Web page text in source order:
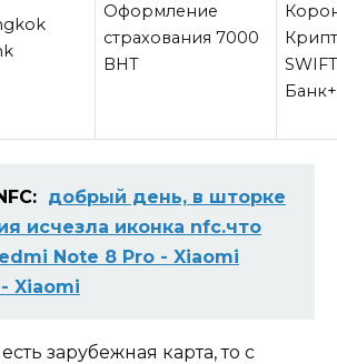
Оформление
страхования 7000
BHT
Банк+
добрый день, в шторке
исчезла иконка nfc.что
Note 8 Pro - Xiaomi
Xiaomi
зарубежная карта, то с